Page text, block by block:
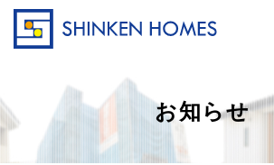
お知らせ